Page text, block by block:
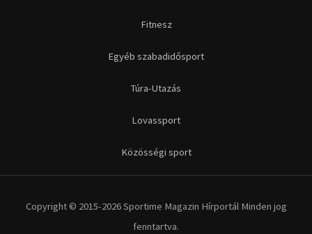
Fitnesz
Egyéb szabadidősport
Túra-Utazás
Lovassport
Közösségi sport
Copyright © 2015-2026 Sportime Magazin Hírportál Minden jog
fenntartva.